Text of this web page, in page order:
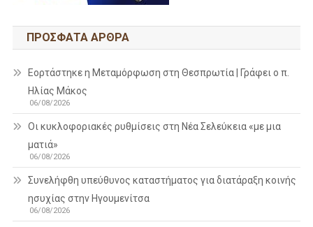
ΠΡΌΣΦΑΤΑ ΆΡΘΡΑ
Εορτάστηκε η Μεταμόρφωση στη Θεσπρωτία | Γράφει ο π.
Ηλίας Μάκος
06/08/2026
Οι κυκλοφοριακές ρυθμίσεις στη Νέα Σελεύκεια «με μια
ματιά»
06/08/2026
Συνελήφθη υπεύθυνος καταστήματος για διατάραξη κοινής
ησυχίας στην Ηγουμενίτσα
06/08/2026